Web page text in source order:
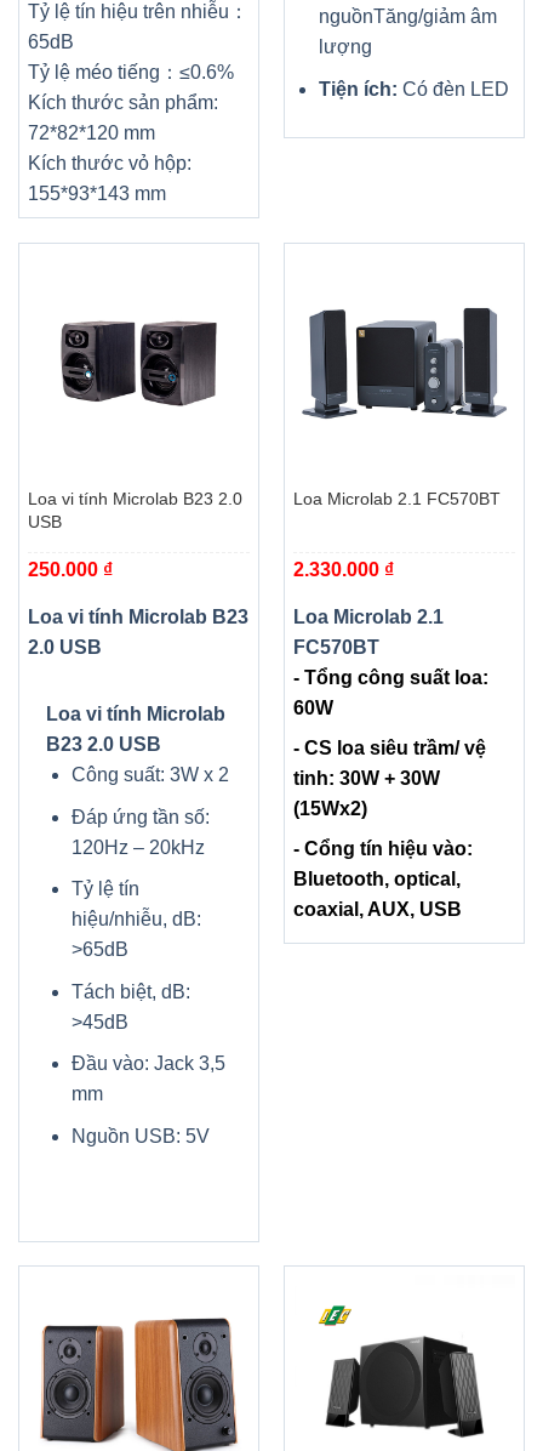
Tỷ lệ tín hiệu trên nhiễu：
65dB
Tỷ lệ méo tiếng：≤0.6%
Kích thước sản phẩm:
72*82*120 mm
Kích thước vỏ hộp:
155*93*143 mm
nguồnTăng/giảm âm
lượng
Tiện ích: Có đèn LED
Loa vi tính Microlab B23 2.0
USB
250.000 ₫
Loa vi tính Microlab B23
2.0 USB
Loa vi tính Microlab
B23 2.0 USB
Công suất: 3W x 2
Đáp ứng tần số:
120Hz – 20kHz
Tỷ lệ tín
hiệu/nhiễu, dB:
>65dB
Tách biệt, dB:
>45dB
Đầu vào: Jack 3,5
mm
Nguồn USB: 5V
Loa Microlab 2.1 FC570BT
2.330.000 ₫
Loa Microlab 2.1
FC570BT
- Tổng công suất loa:
60W
- CS loa siêu trầm/ vệ
tinh: 30W + 30W
(15Wx2)
- Cổng tín hiệu vào:
Bluetooth, optical,
coaxial, AUX, USB